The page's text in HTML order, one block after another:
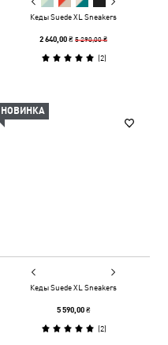
Кеды Suede XL Sneakers
2 640,00 ₴5 290,00 ₴
(2)
НОВИНКА
Кеды Suede XL Sneakers
5 590,00 ₴
(2)